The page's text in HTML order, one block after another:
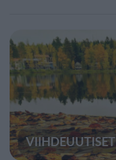
VIIHDEUUTISET